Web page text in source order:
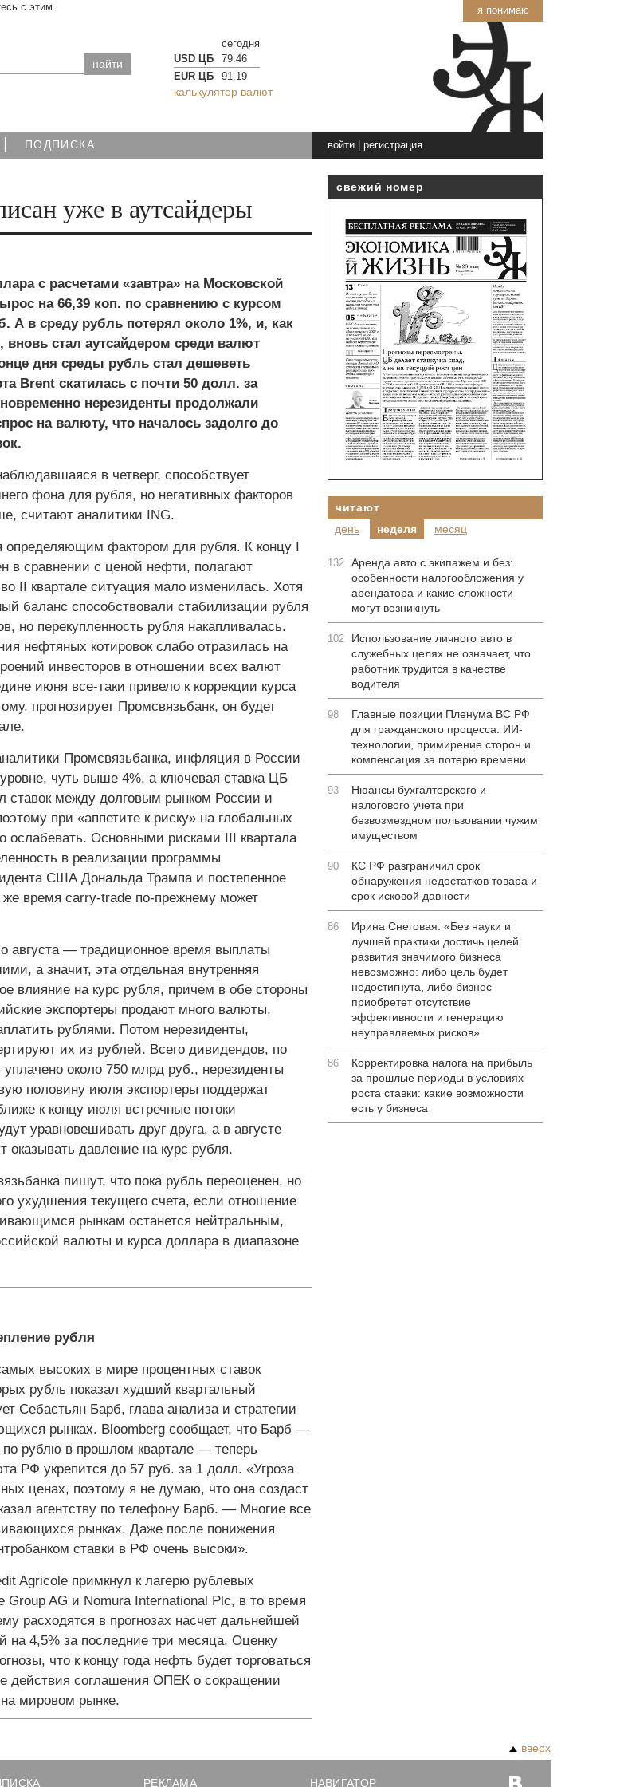
я понимаю
с этим.
сегодня
USD ЦБ
79.46
EUR ЦБ
91.19
калькулятор валют
| ПОДПИСКА войти| регистрация
уже в аутсайдеры
с расчетами «завтра» на Московской
на 66,39 коп. по сравнению с курсом
А в среду рубль потерял около 1%, и, как
вновь стал аутсайдером среди валют
дня среды рубль стал дешеветь
Brent скатилась с почти 50 долл. за
нерезиденты продолжали
на валюту, что началось задолго до
в четверг, способствует
фона для рубля, но негативных факторов
считают аналитики ING.
определяющим фактором для рубля. К концу I
в сравнении с ценой нефти, полагают
II квартале ситуация мало изменилась. Хотя
баланс способствовали стабилизации рубля
но перекупленность рубля накапливалась.
нефтяных котировок слабо отразилась на
инвесторов в отношении всех валют
июня все-таки привело к коррекции курса
прогнозирует Промсвязьбанк, он будет
Промсвязьбанка, инфляция в России
чуть выше 4%, а ключевая ставка ЦБ
ставок между долговым рынком России и
при «аппетите к риску» на глобальных
ослабевать. Основными рисками III квартала
в реализации программы
США Дональда Трампа и постепенное
же время carry-trade по-прежнему может
августа — традиционное время выплаты
а значит, эта отдельная внутренняя
влияние на курс рубля, причем в обе стороны
экспортеры продают много валюты,
рублями. Потом нерезиденты,
их из рублей. Всего дивидендов, по
около 750 млрд руб., нерезиденты
половину июля экспортеры поддержат
к концу июля встречные потоки
уравновешивать друг друга, а в августе
давление на курс рубля.
пишут, что пока рубль переоценен, но
ухудшения текущего счета, если отношение
рынкам останется нейтральным,
валюты и курса доллара в диапазоне
рубля
высоких в мире процентных ставок
рубль показал худший квартальный
Себастьян Барб, глава анализа и стратегии
рынках. Bloomberg сообщает, что Барб —
по рублю в прошлом квартале — теперь
РФ укрепится до 57 руб. за 1 долл. «Угроза
ценах, поэтому я не думаю, что она создаст
агентству по телефону Барб. — Многие все
рынках. Даже после понижения
ставки в РФ очень высоки».
Agricole примкнул к лагерю рублевых
Group AG и Nomura International Plc, в то время
расходятся в прогнозах насчет дальнейшей
4,5% за последние три месяца. Оценку
что к концу года нефть будет торговаться
действия соглашения ОПЕК о сокращении
мировом рынке.
свежий номер
читают
день
неделя месяц
132 Аренда авто с экипажем и без:
особенности налогообложения у
арендатора и какие сложности
могут возникнуть
102
Использование личного авто в
служебных целях не означает, что
работник трудится в качестве
водителя
98
Главные позиции Пленума ВС РФ
для гражданского процесса: ИИ-
технологии, примирение сторон и
компенсация за потерю времени
93
Нюансы бухгалтерского и
налогового учета при
безвозмездном пользовании чужим
имуществом
90
КС РФ разграничил срок
обнаружения недостатков товара и
срок исковой давности
86
Ирина Снеговая: «Без науки и
лучшей практики достичь целей
развития значимого бизнеса
невозможно: либо цель будет
недостигнута, либо бизнес
приобретет отсутствие
эффективности и генерацию
неуправляемых рисков»
86
Корректировка налога на прибыль
за прошлые периоды в условиях
роста ставки: какие возможности
есть у бизнеса
вверх
РЕКЛАМА НАВИГАТОР